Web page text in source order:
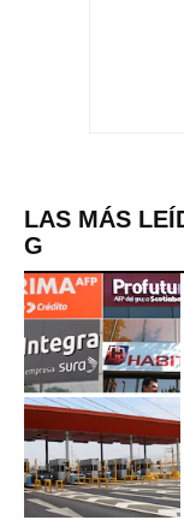
LAS MÁS
G